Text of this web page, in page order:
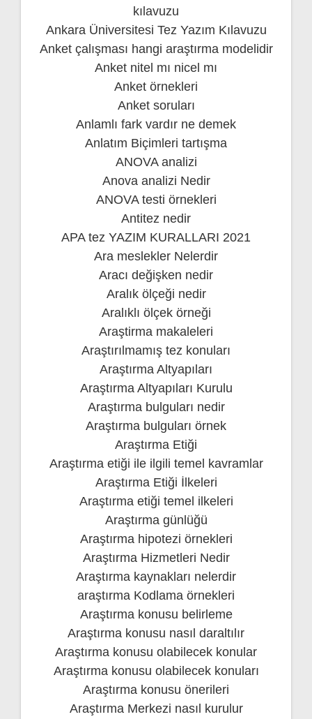
kılavuzu
Ankara Üniversitesi Tez Yazım Kılavuzu
Anket çalışması hangi araştırma modelidir
Anket nitel mı nicel mı
Anket örnekleri
Anket soruları
Anlamlı fark vardır ne demek
Anlatım Biçimleri tartışma
ANOVA analizi
Anova analizi Nedir
ANOVA testi örnekleri
Antitez nedir
APA tez YAZIM KURALLARI 2021
Ara meslekler Nelerdir
Aracı değişken nedir
Aralık ölçeği nedir
Aralıklı ölçek örneği
Araştirma makaleleri
Araştırılmamış tez konuları
Araştırma Altyapıları
Araştırma Altyapıları Kurulu
Araştırma bulguları nedir
Araştırma bulguları örnek
Araştırma Etiği
Araştırma etiği ile ilgili temel kavramlar
Araştırma Etiği İlkeleri
Araştırma etiği temel ilkeleri
Araştırma günlüğü
Araştırma hipotezi örnekleri
Araştırma Hizmetleri Nedir
Araştırma kaynakları nelerdir
araştırma Kodlama örnekleri
Araştırma konusu belirleme
Araştırma konusu nasıl daraltılır
Araştırma konusu olabilecek konular
Araştırma konusu olabilecek konuları
Araştırma konusu önerileri
Araştırma Merkezi nasıl kurulur